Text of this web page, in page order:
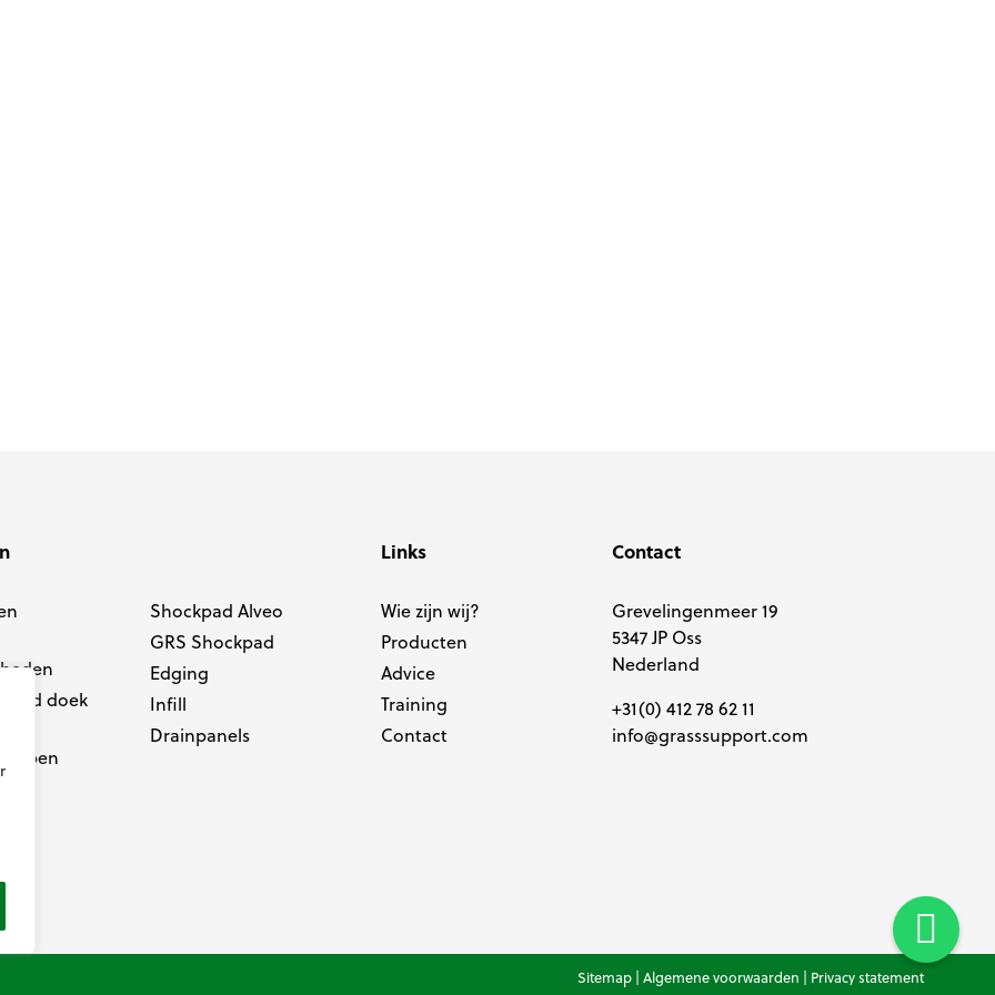
doek
Shockpad Alveo
GRS Shockpad
Edging
Infill
Drainpanels
Links
Wie zijn wij?
Producten
Advice
Training
Contact
Contact
Grevelingenmeer 19
5347 JP Oss
Nederland
+31(0) 412 78 62 11
info@grasssupport.com
Sitemap |Algemene voorwaarden | Privacy statement